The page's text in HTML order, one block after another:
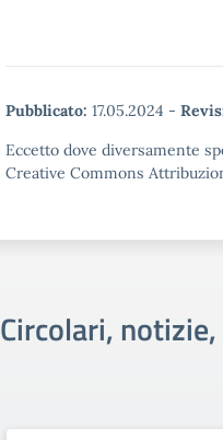
Pubblicato: 17.05.2024 -
Eccetto dove diversamente
Creative Commons
Circolari,